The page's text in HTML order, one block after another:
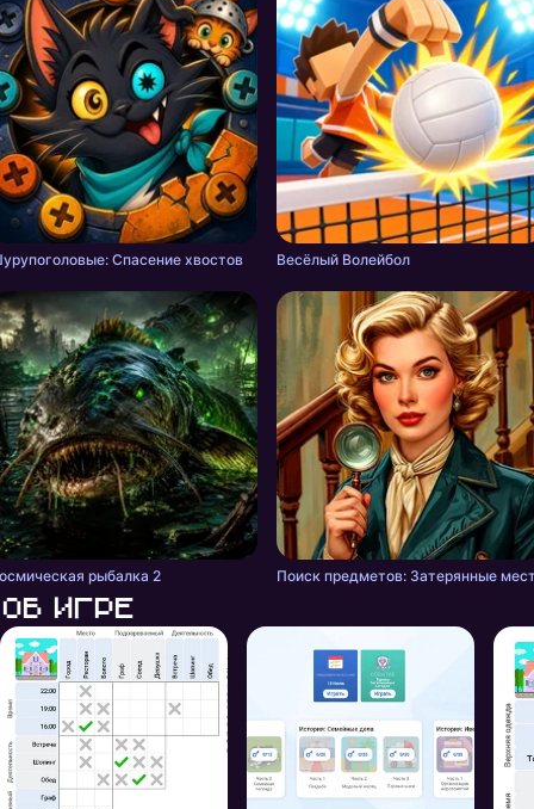
Спасение хвостов Весёлый Волейбол
рыбалка 2 Поиск предметов: Затерянные
Об игре